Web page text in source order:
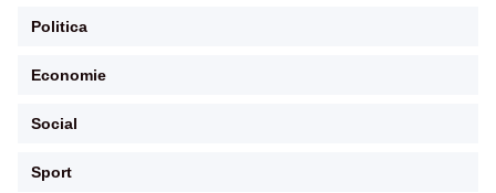
Politica
Economie
Social
Sport